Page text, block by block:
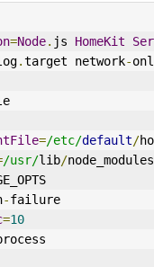
=Node. js HomeKit
.target network-
=/etc/default/
/usr/lib/node_modules
-failure
=10